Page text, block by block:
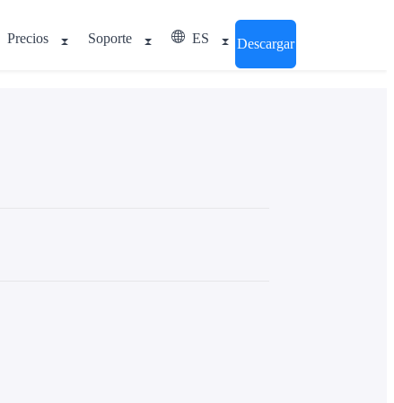
Precios Soporte ES Descargar